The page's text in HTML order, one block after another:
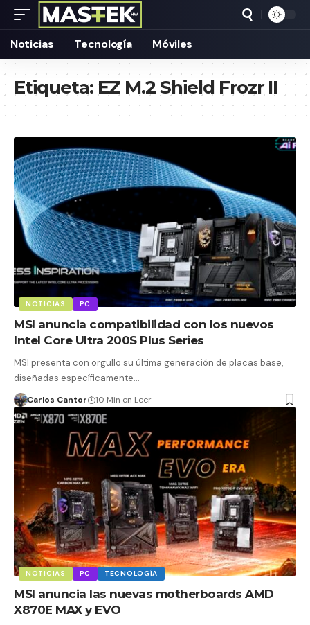
Noticias Tecnología Móviles
Etiqueta:EZ M.2 Shield Frozr II
NOTICIAS PC
MSI anuncia compatibilidad con los nuevos
Intel Core Ultra 200S Plus Series
MSI presenta con orgullo su última generación de placas base,
diseñadas específicamente…
Carlos Cantor 10 Min en Leer
NOTICIAS PC TECNOLOGÍA
MSI anuncia las nuevas motherboards AMD
X870E MAX y EVO